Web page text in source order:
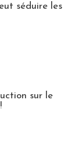
séduire les
sur le